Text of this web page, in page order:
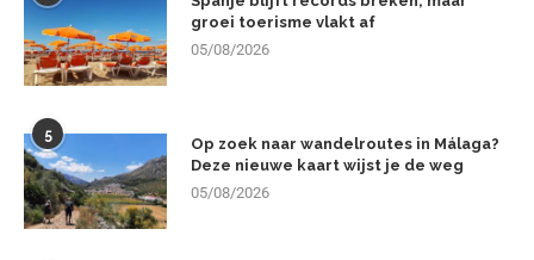
groei toerisme vlakt af
05/08/2026
5
Op zoek naar wandelroutes in Málaga?
Deze nieuwe kaart wijst je de weg
05/08/2026